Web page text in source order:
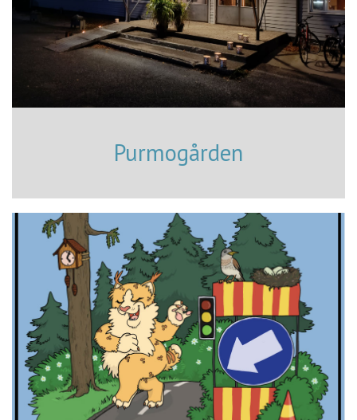
Purmogården